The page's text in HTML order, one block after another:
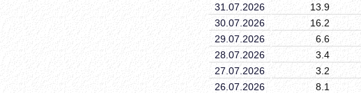
31.07.2026
13.9
30.07.2026
16.2
29.07.2026
6.6
28.07.2026
3.4
27.07.2026
3.2
26.07.2026
8.1